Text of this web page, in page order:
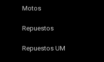
Motos
Repuestos
Repuestos UM